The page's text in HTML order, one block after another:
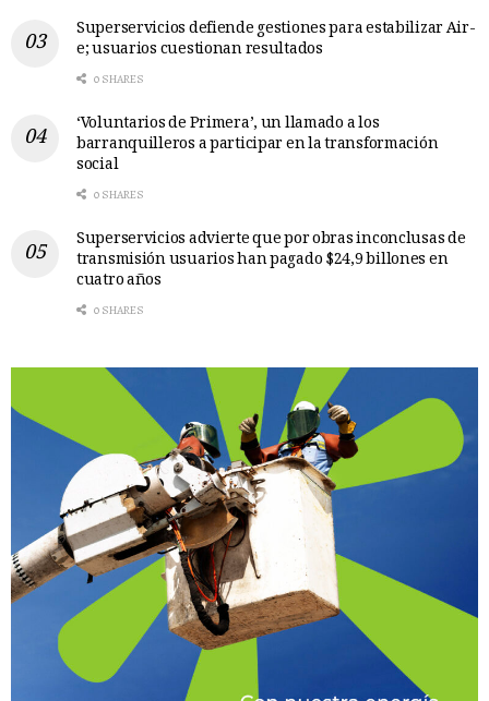
Superservicios defiende gestiones para estabilizar Air-
e; usuarios cuestionan resultados
0 SHARES
‘Voluntarios de Primera’, un llamado a los
barranquilleros a participar en la transformación
social
0 SHARES
Superservicios advierte que por obras inconclusas de
transmisión usuarios han pagado $24,9 billones en
cuatro años
0 SHARES